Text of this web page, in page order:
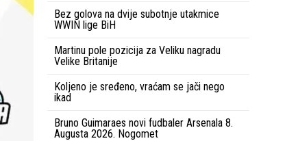
Bez golova na dvije subotnje utakmice
WWIN lige BiH
Martinu pole pozicija za Veliku nagradu
Velike Britanije
Koljeno je sređeno, vraćam se jači nego
ikad
Bruno Guimaraes novi fudbaler Arsenala 8.
Augusta 2026. Nogomet